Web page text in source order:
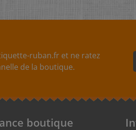
ruban.fr et ne ratez
de la boutique.
boutique